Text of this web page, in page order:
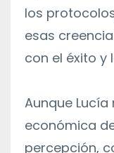
los
esas
con el éxito y
Aunque
económica
percepción,